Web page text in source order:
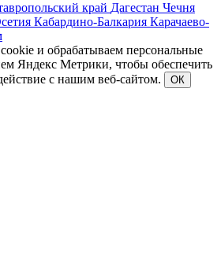
край Дагестан Чечня
Кабардино-Балкария Карачаево-
и обрабатываем персональные
Яндекс Метрики, чтобы обеспечить
с нашим веб-сайтом.
ОК